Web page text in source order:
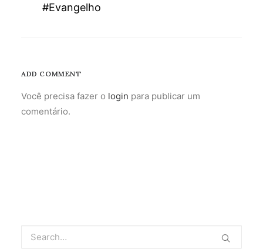
#Evangelho
ADD COMMENT
Você precisa fazer o login para publicar um
comentário.